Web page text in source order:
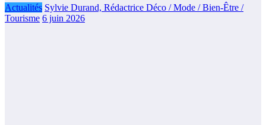
Actualités Sylvie Durand, Rédactrice Déco / Mode / Bien-Être /
Tourisme 6 juin 2026